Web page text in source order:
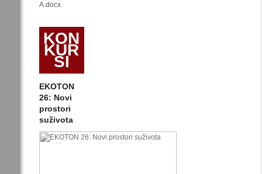
A.docx
KON
KUR
SI
EKOTON
26: Novi
prostori
suživota